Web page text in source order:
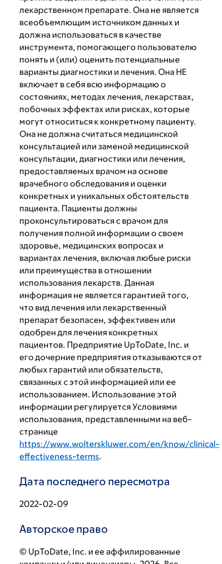
лекарственном препарате. Она не является
всеобъемлющим источником данных и
должна использоваться в качестве
инструмента, помогающего пользователю
понять и (или) оценить потенциальные
варианты диагностики и лечения. Она НЕ
включает в себя всю информацию о
состояниях, методах лечения, лекарствах,
побочных эффектах или рисках, которые
могут относиться к конкретному пациенту.
Она не должна считаться медицинской
консультацией или заменой медицинской
консультации, диагностики или лечения,
предоставляемых врачом на основе
врачебного обследования и оценки
конкретных и уникальных обстоятельств
пациента. Пациенты должны
проконсультироваться с врачом для
получения полной информации о своем
здоровье, медицинских вопросах и
вариантах лечения, включая любые риски
или преимущества в отношении
использования лекарств. Данная
информация не является гарантией того,
что вид лечения или лекарственный
препарат безопасен, эффективен или
одобрен для лечения конкретных
пациентов. Предприятие UpToDate, Inc. и
его дочерние предприятия отказываются от
любых гарантий или обязательств,
связанных с этой информацией или ее
использованием. Использование этой
информации регулируется Условиями
использования, представленными на веб-
странице
https://www.wolterskluwer.com/en/know/clinical-
effectiveness-terms.
Дата последнего пересмотра
2022-02-09
Авторское право
© UpToDate, Inc. и ее аффилированные